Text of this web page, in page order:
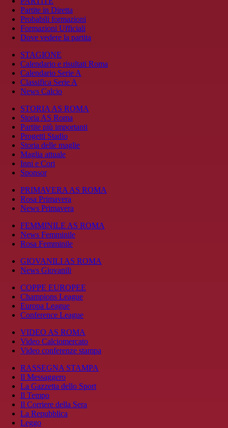
Partite in Diretta
Probabili formazioni
Formazioni Ufficiali
Dove vedere la partita
STAGIONE
Calendario e risultati Roma
Calendario Serie A
Classifica Serie A
News Calcio
STORIA AS ROMA
Storia AS Roma
Partite più importanti
Progetti Stadio
Storia delle maglie
Maglia attuale
Inni e Cori
Sponsor
PRIMAVERA AS ROMA
Rosa Primavera
News Primavera
FEMMINILE AS ROMA
News Femminile
Rosa Femminile
GIOVANILI AS ROMA
News Giovanili
COPPE EUROPEE
Champions League
Europa League
Conference League
VIDEO AS ROMA
Video Calciomercato
Video conferenze stampa
RASSEGNA STAMPA
Il Messaggero
La Gazzetta dello Sport
Il Tempo
Il Corriere della Sera
La Repubblica
Leggo